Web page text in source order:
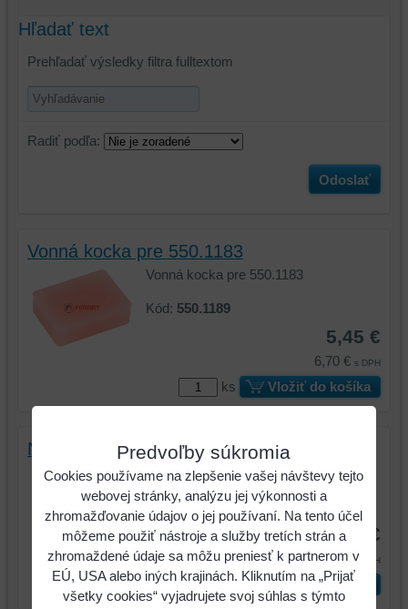
Hľadať text
Prehľadať výsledky filtra fulltextom
Radiť podľa:
Odoslať
Vonná kocka pre 550.1183
Vonná kocka pre 550.1183
Kód: 550.1189
5,45 €
6,70 € s DPH
ks Vložiť do košíka
Náhradný filter
Náhradný filter
Kód:550.1199
7,31 €
8,99 €s DPH
ks Vložiť do košíka
Predvoľby súkromia
Cookies používame na zlepšenie vašej návštevy tejto
webovej stránky, analýzu jej výkonnosti a
zhromažďovanie údajov o jej používaní. Na tento účel
môžeme použiť nástroje a služby tretích strán a
zhromaždené údaje sa môžu preniesť k partnerom v
EÚ, USA alebo iných krajinách. Kliknutím na „Prijať
všetky cookies“ vyjadrujete svoj súhlas s týmto